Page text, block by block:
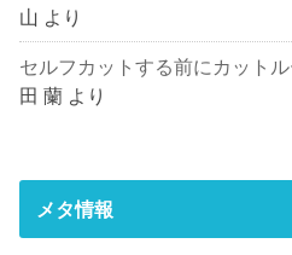
山 より
セルフカットする前にカット
田 蘭 より
メタ情報